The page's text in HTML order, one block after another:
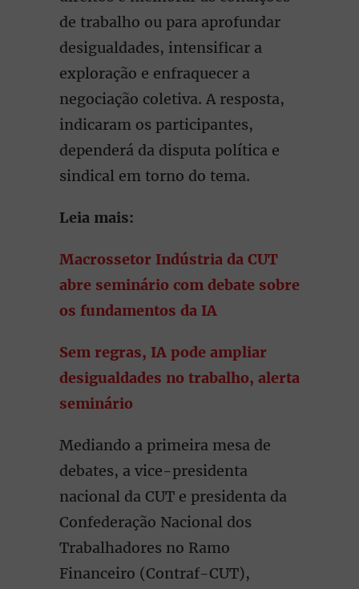
de trabalho ou para aprofundar
desigualdades, intensificar a
exploração e enfraquecer a
negociação coletiva. A resposta,
indicaram os participantes,
dependerá da disputa política e
sindical em torno do tema.
Leia mais:
Macrossetor Indústria da CUT
abre seminário com debate sobre
os fundamentos da IA
Sem regras, IA pode ampliar
desigualdades no trabalho, alerta
seminário
Mediando a primeira mesa de
debates, a vice-presidenta
nacional da CUT e presidenta da
Confederação Nacional dos
Trabalhadores no Ramo
Financeiro (Contraf-CUT),